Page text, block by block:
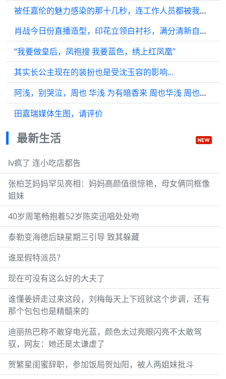
被任嘉伦的魅力感染的那十几秒，连工作人员都被我哥的热情温暖了…
肖战今日份直播造型，印花立领白衬衫，满分清新自然感的肖战…
“我要做皇后，凤袍搜 我要蓝色，绣上红凤凰”
其实长公主现在的装扮也是受沈玉容的影响…
阿浅，别哭泣，周也 华浅 为有暗香来 周也华浅 周也为有暗香来 周也
田嘉瑞媒体生图，请评价
最新生活
lv疯了 连小吃店都告
张柏芝妈妈罕见亮相：妈妈高颜值很惊艳，母女俩同框像
姐妹
40岁周笔畅抱着52岁陈奕迅唱处处吻
泰勒变海德后缺星期三引导 致其躲藏
谁是假特派员？
现在可没有这么好的大夫了
谁懂姜妍走过来这段，刘梅每天上下班就这个步调，还有
那个包包也是精髓来的
迪丽热巴称不敢穿电光蓝，颜色太过亮眼闪亮不太敢驾
驭，网友：她还是太谦虚了
贺繁星闺蜜辞职，参加饭局贺灿阳，被人两姐妹批斗